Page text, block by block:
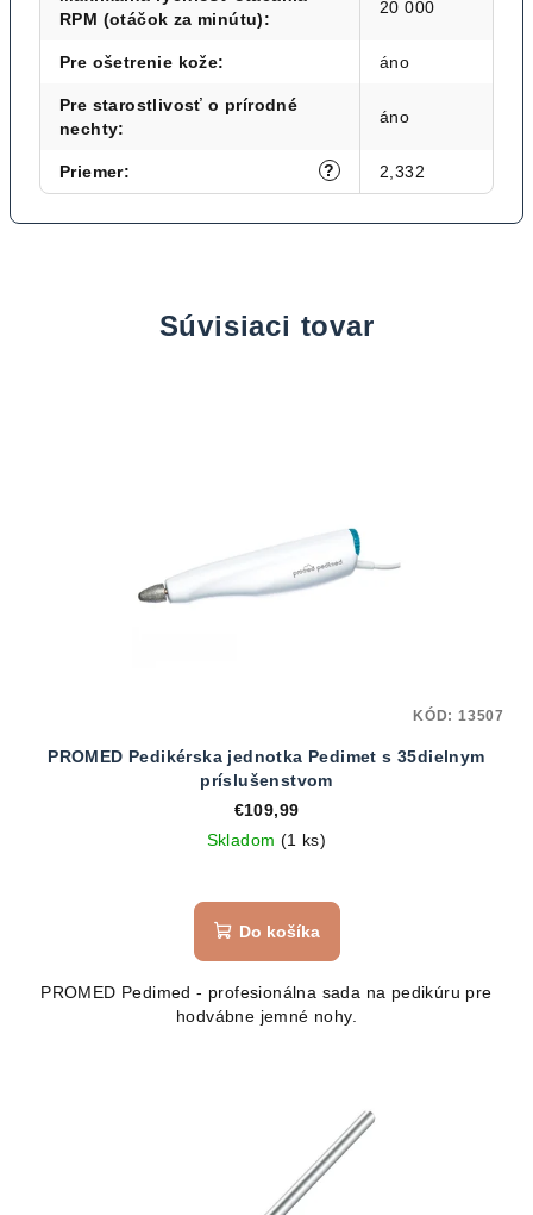
RPM (otáčok za minútu):
20 000
Pre ošetrenie kože: áno
Pre starostlivosť o prírodné
nechty:
áno
?
Priemer: 2,332
Súvisiaci tovar
PROMED Pedikérska jednotka Pedimet s 35dielnym
príslušenstvom
€109,99
Skladom (1 ks)
Do košíka
PROMED Pedimed - profesionálna sada na pedikúru pre
hodvábne jemné nohy.
KÓD: 13507